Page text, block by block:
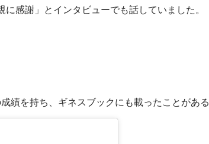
感謝」とインタビューでも話していました。
績を持ち、ギネスブックにも載ったことがある